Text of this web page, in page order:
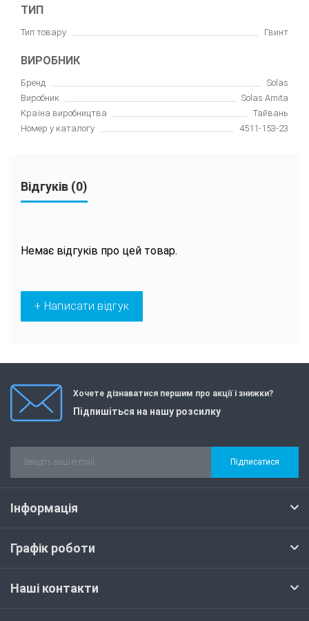
ТИП
Тип товару Гвинт
ВИРОБНИК
Бренд
Solas
Виробник
Solas Amita
Країна виробництва
Тайвань
Номер у каталогу
4511-153-23
Відгуків (0)
Немає відгуків про цей товар.
+ Написати відгук
Хочете дізнаватися першим про акції і знижки?
Підпишіться на нашу розсилку
Підписатися
Інформація
Графік роботи
Наші контакти